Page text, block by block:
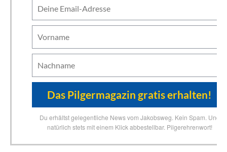
Du erhältst gelegentliche News vom Jakobsweg. Kein Spam. Und
natürlich stets mit einem Klick abbestellbar. Pilgerehrenwort!